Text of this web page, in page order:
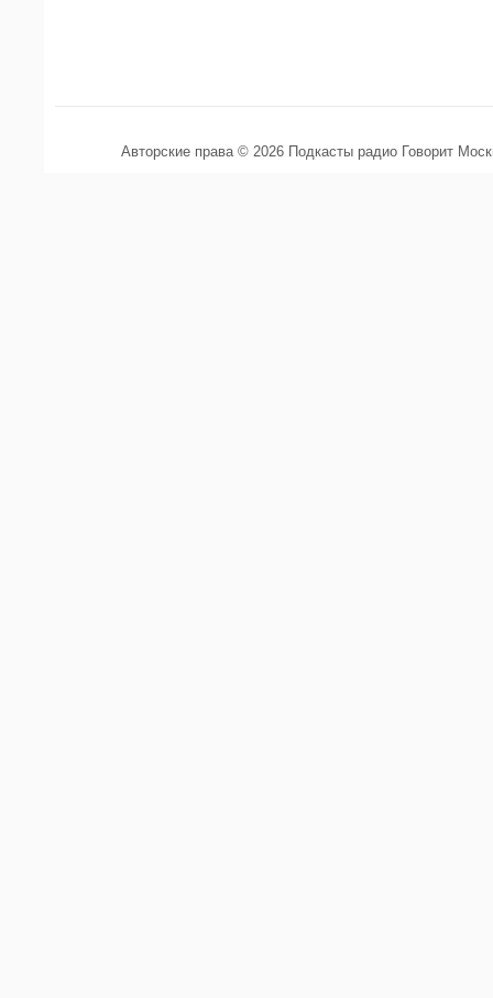
Авторские права © 2026 Подкасты радио Говорит